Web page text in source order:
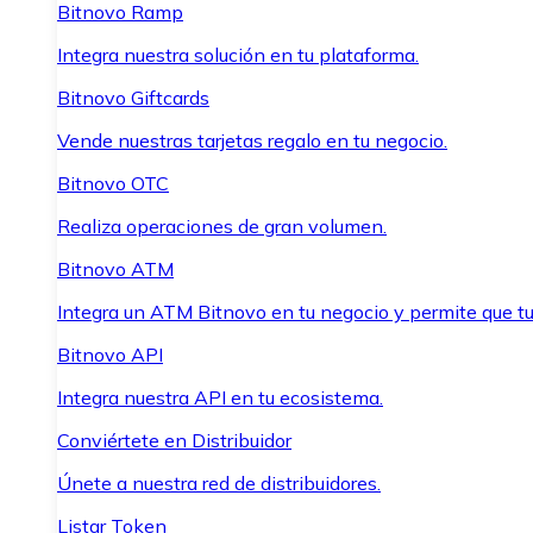
Bitnovo Ramp
Integra nuestra solución en tu plataforma.
Bitnovo Giftcards
Vende nuestras tarjetas regalo en tu negocio.
Bitnovo OTC
Realiza operaciones de gran volumen.
Bitnovo ATM
Integra un ATM Bitnovo en tu negocio y permite que
Bitnovo API
Integra nuestra API en tu ecosistema.
Conviértete en Distribuidor
Únete a nuestra red de distribuidores.
Listar Token